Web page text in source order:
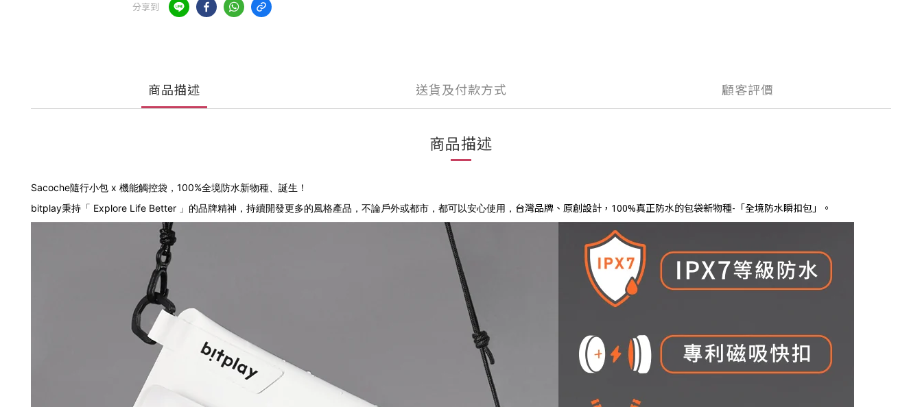
分享到
商品描述 送貨及付款方式 顧客評價
商品描述
Sacoche隨行小包 x 機能觸控袋，100%全境防水新物種、誕生！
bitplay秉持「 Explore Life Better 」的品牌精神，持續開發更多的風格產品，不論戶外或都市，都可以安心使用， 台灣品牌、原創設計，100%真正防水的包袋新物種-「全境防水瞬扣包」。